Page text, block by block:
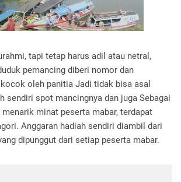
tapi tetap harus adil atau netral,
pemancing diberi nomor dan
oleh panitia Jadi tidak bisa asal
sendiri spot mancingnya dan juga Sebagai
minat peserta mabar, terdapat
Anggaran hadiah sendiri diambil dari
dipunggut dari setiap peserta mabar.